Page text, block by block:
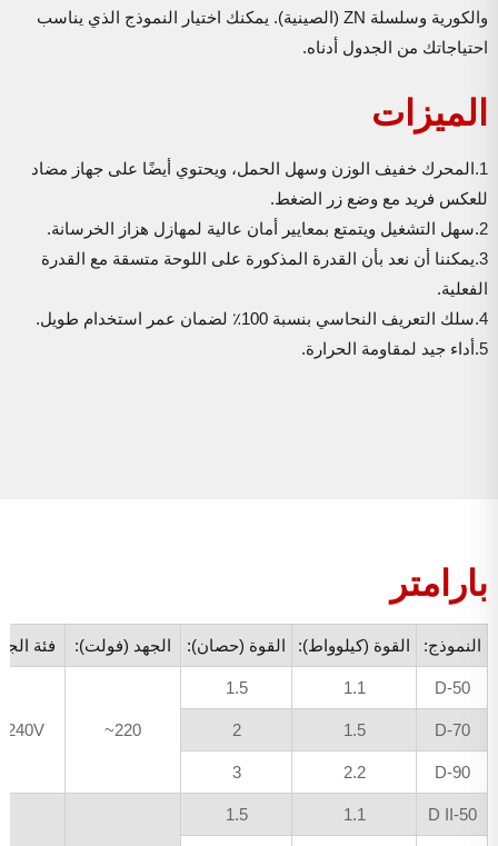
والكورية وسلسلة ZN (الصينية). يمكنك اختيار النموذج الذي يناسب
احتياجاتك من الجدول أدناه.
الميزات
1.المحرك خفيف الوزن وسهل الحمل، ويحتوي أيضًا على جهاز مضاد
للعكس فريد مع وضع زر الضغط.
2.سهل التشغيل ويتمتع بمعايير أمان عالية لمهازل هزاز الخرسانة.
3.يمكننا أن نعد بأن القدرة المذكورة على اللوحة متسقة مع القدرة
الفعلية.
4.سلك التعريف النحاسي بنسبة 100٪ لضمان عمر استخدام طويل.
5.أداء جيد لمقاومة الحرارة.
بارامتر
النموذج: القوة (كيلوواط)
: القوة (حصان)
: الجهد (فولت)
: فئة
50-D
1.1
1.5
220~
240V 70-D
1.5
2
90-D
2.2
3
50-D II
1.1
1.5